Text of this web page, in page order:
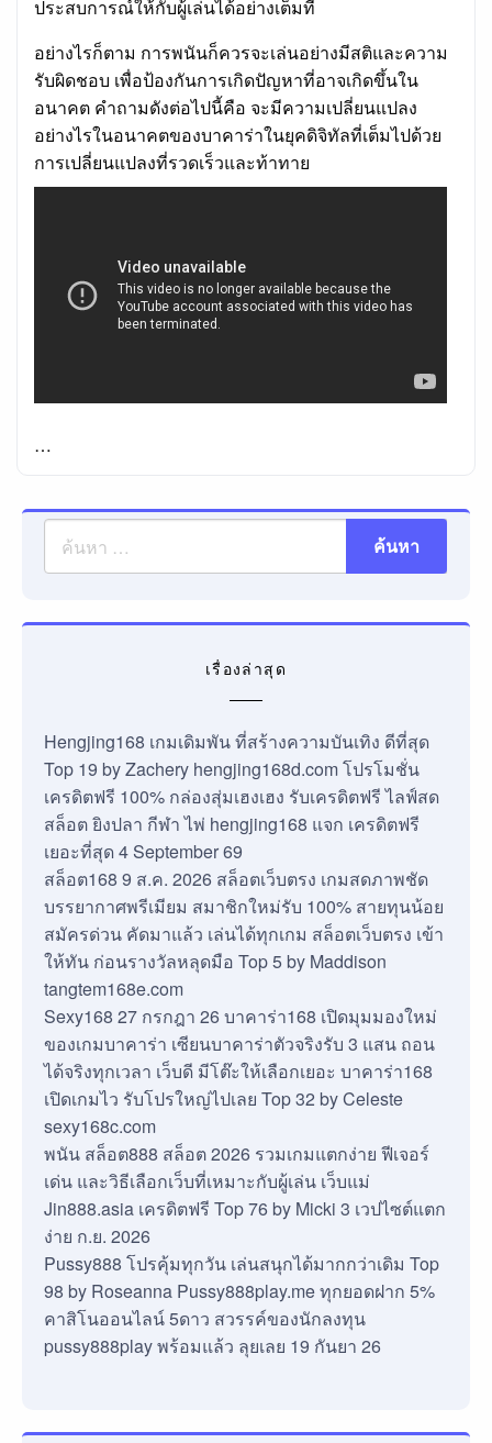
ประสบการณ์ให้กับผู้เล่นได้อย่างเต็มที่
อย่างไรก็ตาม การพนันก็ควรจะเล่นอย่างมีสติและความ
รับผิดชอบ เพื่อป้องกันการเกิดปัญหาที่อาจเกิดขึ้นใน
อนาคต คำถามดังต่อไปนี้คือ จะมีความเปลี่ยนแปลง
อย่างไรในอนาคตของบาคาร่าในยุคดิจิทัลที่เต็มไปด้วย
การเปลี่ยนแปลงที่รวดเร็วและท้าทาย
…
เรื่องล่าสุด
Hengjing168 เกมเดิมพัน ที่สร้างความบันเทิง ดีที่สุด
Top 19 by Zachery hengjing168d.com โปรโมชั่น
เครดิตฟรี 100% กล่องสุ่มเฮงเฮง รับเครดิตฟรี ไลฟ์สด
สล็อต ยิงปลา กีฬา ไพ่ hengjing168 แจก เครดิตฟรี
เยอะที่สุด 4 September 69
สล็อต168 9 ส.ค. 2026 สล็อตเว็บตรง เกมสดภาพชัด
บรรยากาศพรีเมียม สมาชิกใหม่รับ 100% สายทุนน้อย
สมัครด่วน คัดมาแล้ว เล่นได้ทุกเกม สล็อตเว็บตรง เข้า
ให้ทัน ก่อนรางวัลหลุดมือ Top 5 by Maddison
tangtem168e.com
Sexy168 27 กรกฎา 26 บาคาร่า168 เปิดมุมมองใหม่
ของเกมบาคาร่า เซียนบาคาร่าตัวจริงรับ 3 แสน ถอน
ได้จริงทุกเวลา เว็บดี มีโต๊ะให้เลือกเยอะ บาคาร่า168
เปิดเกมไว รับโปรใหญ่ไปเลย Top 32 by Celeste
sexy168c.com
พนัน สล็อต888 สล็อต 2026 รวมเกมแตกง่าย ฟีเจอร์
เด่น และวิธีเลือกเว็บที่เหมาะกับผู้เล่น เว็บแม่
Jin888.asia เครดิตฟรี Top 76 by Micki 3 เวปไซต์แตก
ง่าย ก.ย. 2026
Pussy888 โปรคุ้มทุกวัน เล่นสนุกได้มากกว่าเดิม Top
98 by Roseanna Pussy888play.me ทุกยอดฝาก 5%
คาสิโนออนไลน์ 5ดาว สวรรค์ของนักลงทุน
pussy888play พร้อมแล้ว ลุยเลย 19 กันยา 26